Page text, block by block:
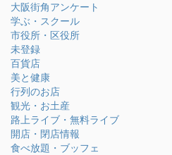
大阪街角アンケート
学ぶ・スクール
市役所・区役所
未登録
百貨店
美と健康
行列のお店
観光・お土産
路上ライブ・無料ライブ
開店・閉店情報
食べ放題・ブッフェ